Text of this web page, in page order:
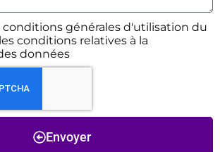
conditions générales d'utilisation du
conditions relatives à la
données
Envoyer